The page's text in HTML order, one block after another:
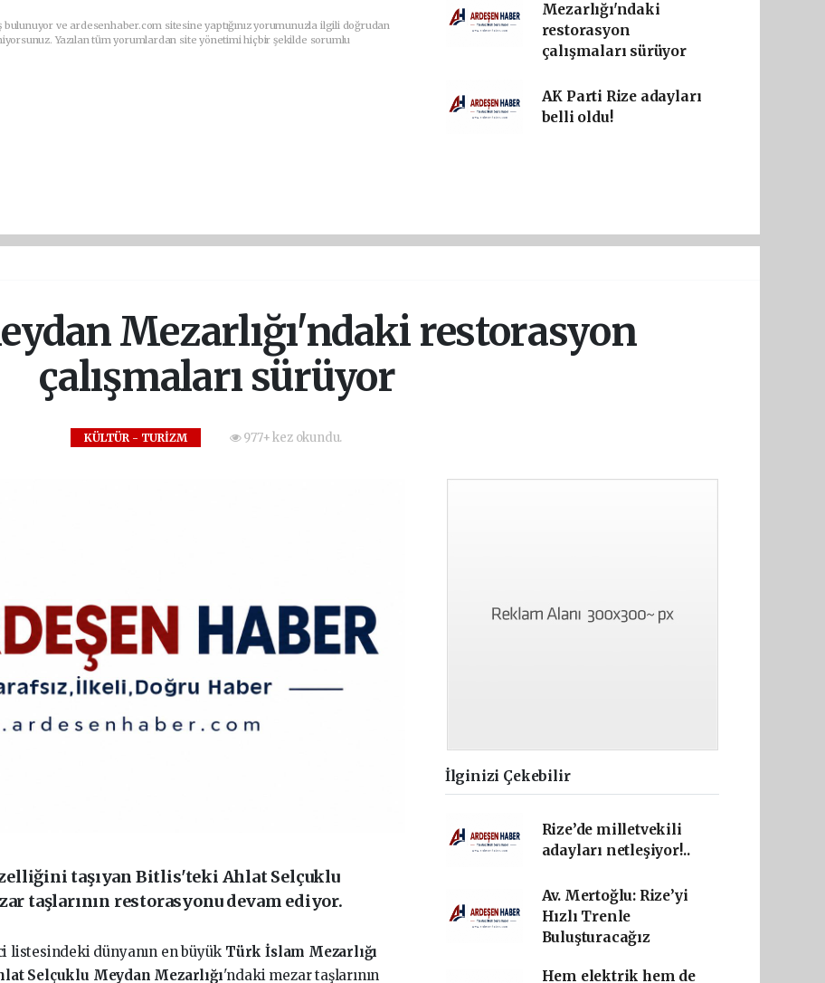
ve ardesenhaber.com sitesine yaptığınız yorumunuzla ilgili doğrudan
Yazılan tüm yorumlardan site yönetimi hiçbir şekilde sorumlu
Mezarlığı'ndaki
restorasyon
çalışmaları sürüyor
AK Parti Rize adayları
belli oldu!
Mezarlığı'ndaki restorasyon
çalışmaları sürüyor
KÜLTÜR - TURİZM 977+ kez okundu.
taşıyan Bitlis'teki Ahlat Selçuklu
taşlarının restorasyonu devam ediyor.
listesindeki dünyanın en büyük Türk İslam Mezarlığı
Selçuklu Meydan Mezarlığı'ndaki mezar taşlarının
İlginizi Çekebilir
Rize’de milletvekili
adayları netleşiyor!..
Av. Mertoğlu: Rize’yi
Hızlı Trenle
Buluşturacağız
Hem elektrik hem de